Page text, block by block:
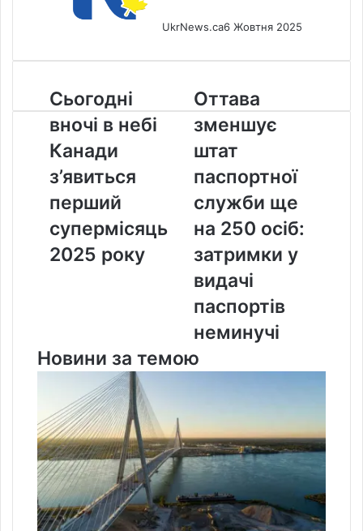
UkrNews.ca6 Жовтня 2025
Сьогодні
вночі
в
небі
Канади
з’явиться
перший
супермісяць
2025
року
Сьогодні
вночі в небі
Канади
з’явиться
перший
супермісяць
2025 року
Оттава
зменшує
штат
паспортної
служби
ще
на
250
осіб:
у
видачі
неминучі
Оттава
зменшує
штат
паспортної
служби ще
на 250 осіб:
затримки у
видачі
паспортів
неминучі
Новини за темою